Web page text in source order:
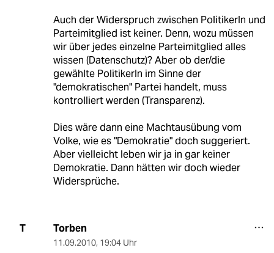
Auch der Widerspruch zwischen PolitikerIn und
Parteimitglied ist keiner. Denn, wozu müssen
wir über jedes einzelne Parteimitglied alles
wissen (Datenschutz)? Aber ob der/die
gewählte PolitikerIn im Sinne der
"demokratischen" Partei handelt, muss
kontrolliert werden (Transparenz).
Dies wäre dann eine Machtausübung vom
Volke, wie es "Demokratie" doch suggeriert.
Aber vielleicht leben wir ja in gar keiner
Demokratie. Dann hätten wir doch wieder
Widersprüche.
T Torben
11.09.2010, 19:04 Uhr